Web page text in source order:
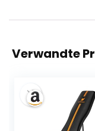
Verwandte